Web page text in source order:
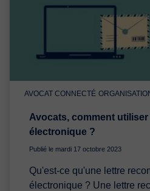
AVOCAT CONNECTÉ
Avocats, comment
électronique ?
Publié le mardi 17 octobre 2023
Qu'est-ce qu'une lettre
électronique ? Une lettre